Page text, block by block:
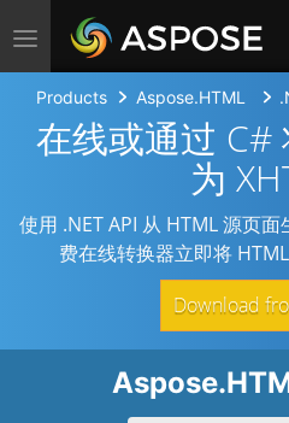
Toggle navigation
Products Aspose.HTML
在线或通过 C#
为
使用 .NET API 从 HTML 源页
费在线转换器立即将
Download